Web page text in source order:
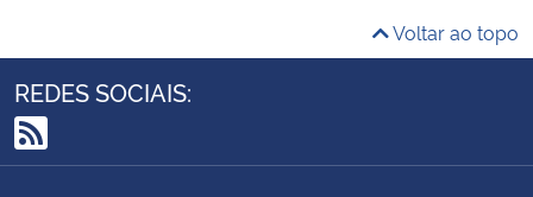
Voltar ao topo
REDES SOCIAIS:
RSS